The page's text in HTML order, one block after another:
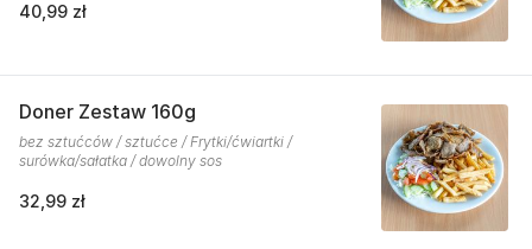
40,99 zł
Doner Zestaw 160g
bez sztućców / sztućce / Frytki/ćwiartki /
surówka/sałatka / dowolny sos
32,99 zł